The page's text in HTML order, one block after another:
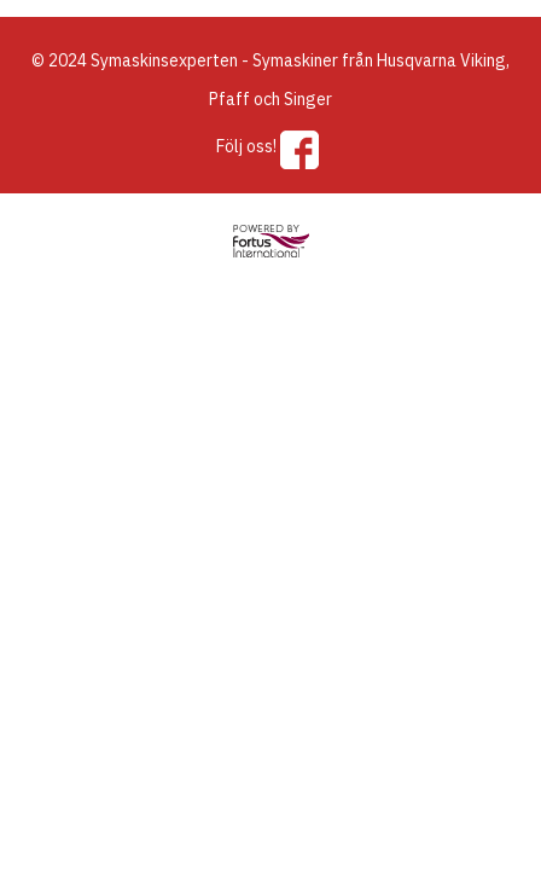
© 2024 Symaskinsexperten - Symaskiner från Husqvarna Viking,
Pfaff och Singer
Följ oss!